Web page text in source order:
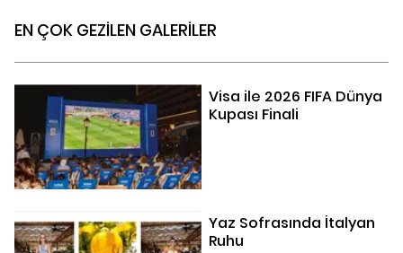
EN ÇOK GEZİLEN GALERİLER
Visa ile 2026 FIFA Dünya
Kupası Finali
Yaz Sofrasında İtalyan
Ruhu